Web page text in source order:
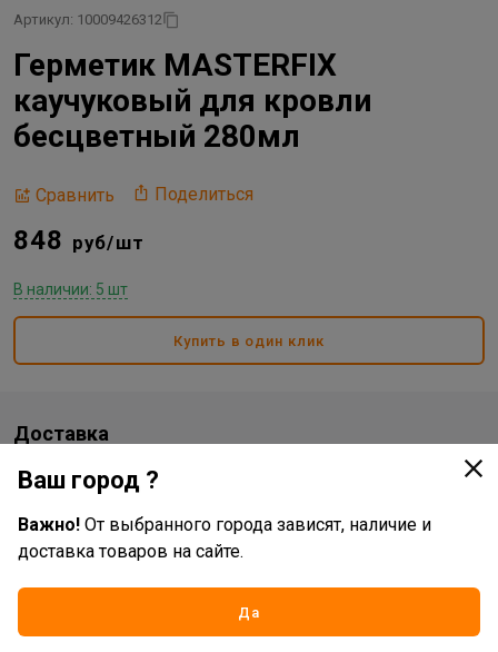
Артикул: 10009426312
Герметик MASTERFIX
каучуковый для кровли
бесцветный 280мл
Сравнить Поделиться
848 руб/шт
В наличии: 5 шт
Купить в один клик
Доставка
Стоимость и способы доставки будут доступны при
Характеристики
Основные
Ваш город ?
Важно! От выбранного города зависят, наличие и
доставка товаров на сайте.
Да